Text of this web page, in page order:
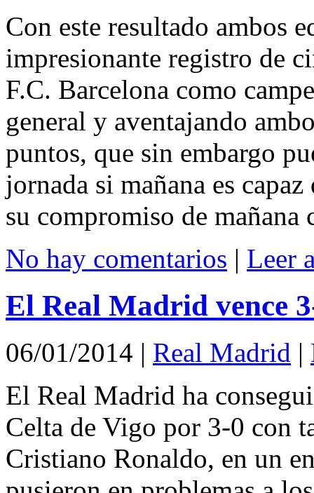
Con este resultado ambos
impresionante registro de
F.C. Barcelona como
general y aventajando
puntos, que sin embargo
jornada si mañana es
su compromiso de
No hay comentarios | Leer
El Real Madrid vence
06/01/2014 | Real Madrid |
El Real Madrid ha
Celta de Vigo por 3-0 con
Cristiano Ronaldo, en un